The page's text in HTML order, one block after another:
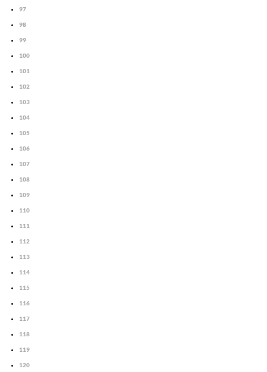
97
98
99
100
101
102
103
104
105
106
107
108
109
110
111
112
113
114
115
116
117
118
119
120